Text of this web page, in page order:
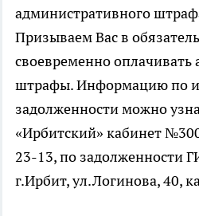
административного
Призываем Вас в
своевременно
штрафы. Информацию по
задолженности можно
«Ирбитский» кабинет
23-13, по задолженности
г.Ирбит, ул.Логинова, 40,